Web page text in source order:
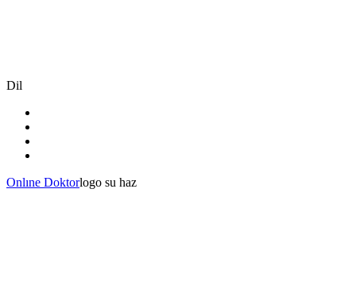
Dil
Onlıne Doktorlogo su haz